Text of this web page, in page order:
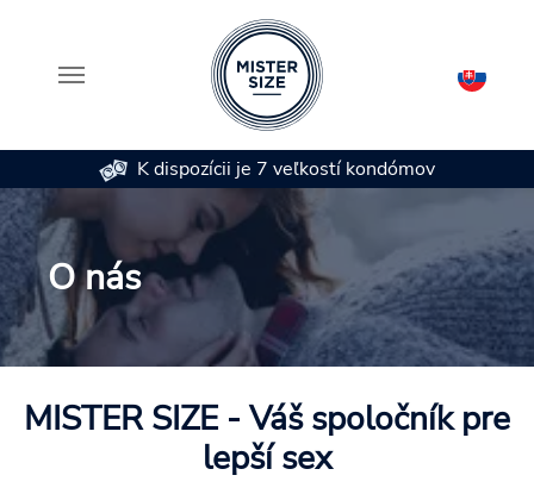
Skip to main content
K dispozícii je 7 veľkostí kondómov
O nás
MISTER SIZE - Váš spoločník pre
lepší sex